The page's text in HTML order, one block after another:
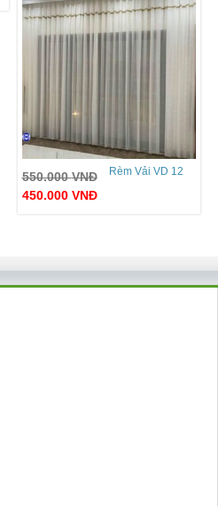
Rèm Vải VD 12
550.000VNĐ
450.000 VNĐ